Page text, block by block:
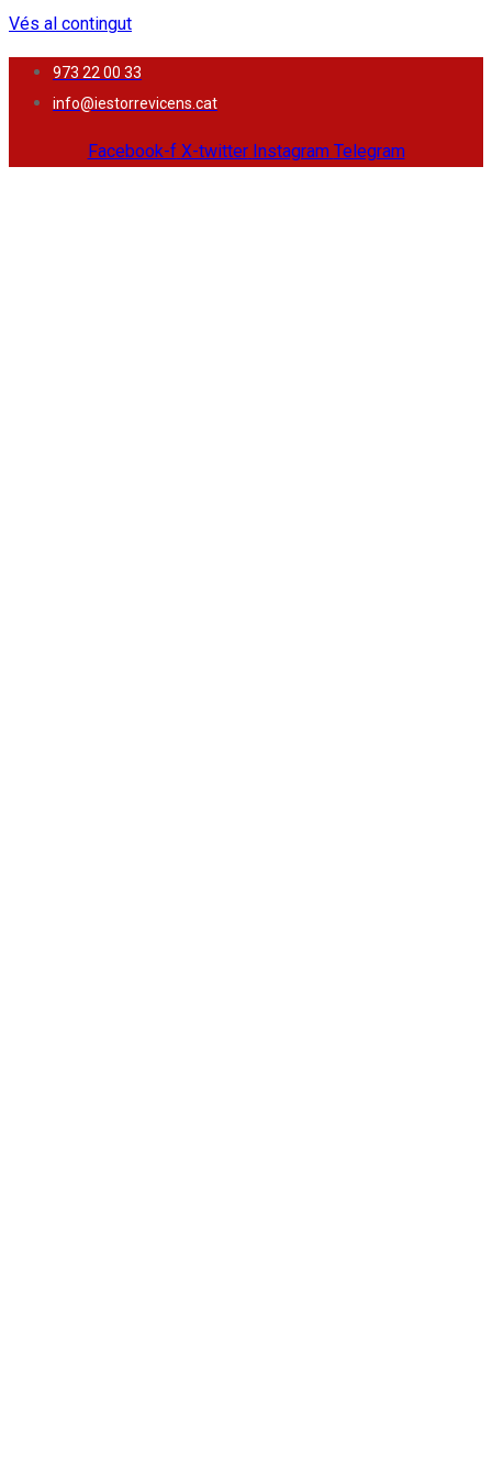
Vés al contingut
973 22 00 33
info@iestorrevicens.cat
Facebook-f X-twitter Instagram Telegram